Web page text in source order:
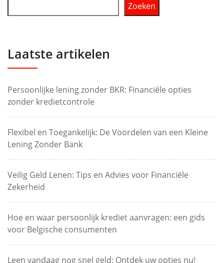
Zoeken
Laatste artikelen
Persoonlijke lening zonder BKR: Financiële opties
zonder kredietcontrole
Flexibel en Toegankelijk: De Voordelen van een Kleine
Lening Zonder Bank
Veilig Geld Lenen: Tips en Advies voor Financiële
Zekerheid
Hoe en waar persoonlijk krediet aanvragen: een gids
voor Belgische consumenten
Leen vandaag nog snel geld: Ontdek uw opties nu!